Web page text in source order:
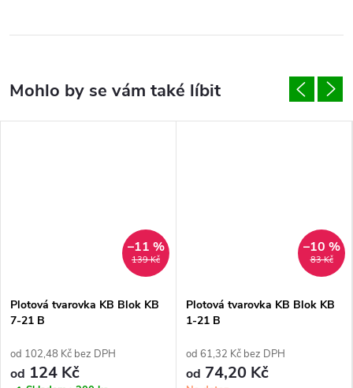
139 Kč
–11 %
Plotová tvarovka KB Blok KB
7-21 B
od 102,48 Kč bez DPH
od 124 Kč
83 Kč
–10 %
Plotová tvarovka KB Blok KB
1-21 B
od 61,32 Kč bez DPH
od 74,20 Kč